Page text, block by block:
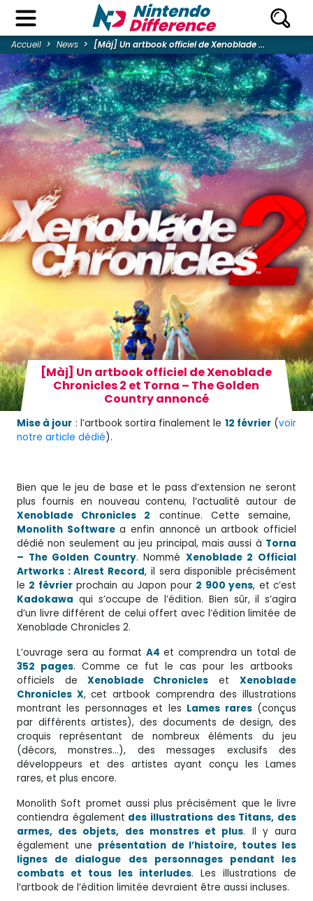
Accueil News [Màj] Un artbook officiel de Xenoblade ...
[Màj] Un artbook officiel de Xenoblade
Chronicles 2 et Torna – The Golden
Country annoncé
Mise à jour : l’artbook sortira finalement le 12 février(voir
notre article dédié).
Bien que le jeu de base et le pass d’extension ne seront
plus fournis en nouveau contenu, l’actualité autour de
Xenoblade Chronicles 2 continue. Cette semaine,
Monolith Softwarea enfin annoncé un artbook officiel
dédié non seulement au jeu principal, mais aussi à Torna
– The Golden Country. Nommé Xenoblade 2 Official
Artworks : Alrest Record, il sera disponible précisément
le 2 févrierprochain au Japon pour 2 900 yens, et c’est
Kadokawa qui s’occupe de l’édition. Bien sûr, il s’agira
d’un livre différent de celui offert avec l’édition limitée de
Xenoblade Chronicles 2.
L’ouvrage sera au format A4 et comprendra un total de
352 pages. Comme ce fut le cas pour les artbooks
officiels de Xenoblade Chronicles etXenoblade
Chronicles X, cet artbook comprendra des illustrations
montrant les personnages et les Lames rares(conçus
par différents artistes), des documents de design, des
croquis représentant de nombreux éléments du jeu
(décors, monstres…), des messages exclusifs des
développeurs et des artistes ayant conçu les Lames
rares, et plus encore.
Monolith Soft promet aussi plus précisément que le livre
contiendra également des illustrations des Titans, des
armes, des objets, des monstres et plus. Il y aura
également une présentation de l’histoire, toutes les
lignes de dialogue des personnages pendant les
combats et tous les interludes. Les illustrations de
l’artbook de l’édition limitée devraient être aussi incluses.